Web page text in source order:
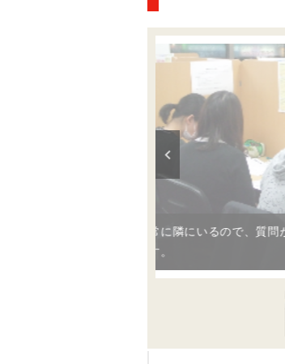
講師が常に隣にいるので、質問がしやすい学習